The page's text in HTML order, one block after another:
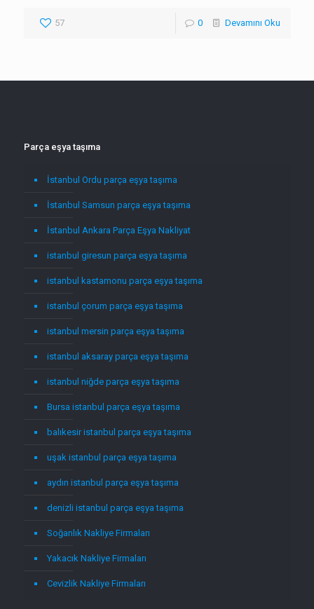
57 0 Devamını Oku
Parça eşya taşıma
İstanbul Ordu parça eşya taşıma
İstanbul Samsun parça eşya taşıma
İstanbul Ankara Parça Eşya Nakliyat
istanbul giresun parça eşya taşıma
istanbul kastamonu parça eşya taşıma
istanbul çorum parça eşya taşıma
istanbul mersin parça eşya taşıma
istanbul aksaray parça eşya taşıma
istanbul niğde parça eşya taşıma
Bursa istanbul parça eşya taşıma
balıkesir istanbul parça eşya taşıma
uşak istanbul parça eşya taşıma
aydın istanbul parça eşya taşıma
denizli istanbul parça eşya taşıma
Soğanlık Nakliye Firmaları
Yakacık Nakliye Firmaları
Cevizlik Nakliye Firmaları